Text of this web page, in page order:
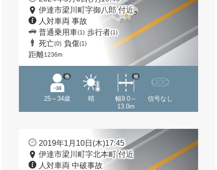
伊達市梁川町字御八郎 付近
人対車両 事故
普通乗用車(1) 歩行者(1)
死亡(0) 負傷(1)
距離1236m
25～34歳
他
晴
幅9.0～
13.0m
他
信号なし
2019年1月10日(木)17:45
伊達市梁川町字北本町 付近
人対車両 中破事故